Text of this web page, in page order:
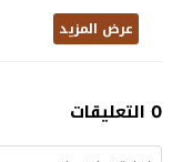
عرض المزيد
0 التعليقات